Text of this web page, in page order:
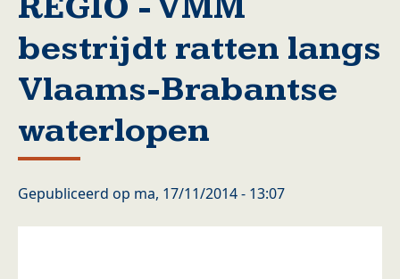
bestrijdt ratten langs
Vlaams-Brabantse
waterlopen
Gepubliceerd op ma, 17/11/2014 - 13:07